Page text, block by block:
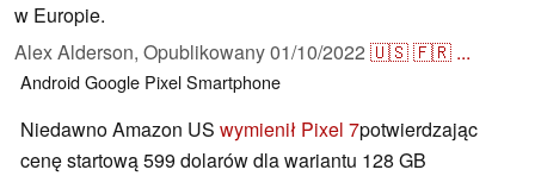
w Europie.
Alex Alderson, Opublikowany01/10/2022 🇺🇸🇫🇷 ...
AndroidGoogle PixelSmartphone
Niedawno Amazon US wymienił Pixel 7potwierdzając
cenę startową 599 dolarów dla wariantu 128 GB